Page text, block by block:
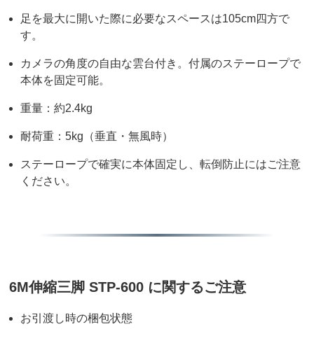
足を最大に開いた際に必要なスペースは105cm四方で
す。
カメラの角度の自由な雲台付き。付属のステーロープで
本体を固定可能。
重量：約2.4kg
耐荷重：5kg（垂直・無風時）
ステーロープで確実に本体固定し、転倒防止にはご注意
ください。
6M伸縮三脚 STP-600 に関するご注意
お引渡し時の梱包状態